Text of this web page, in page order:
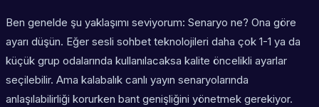
Ben genelde şu yaklaşımı seviyorum: Senaryo ne? Ona göre
ayarı düşün. Eğer sesli sohbet teknolojileri daha çok 1-1 ya da
küçük grup odalarında kullanılacaksa kalite öncelikli ayarlar
seçilebilir. Ama kalabalık canlı yayın senaryolarında
anlaşılabilirliği korurken bant genişliğini yönetmek gerekiyor.